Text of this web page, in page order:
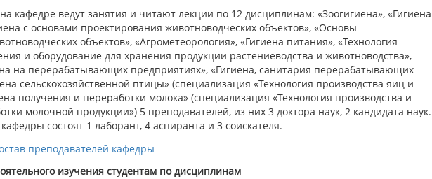
кафедре ведут занятия и читают лекции по 12 дисциплинам: «Зоогигиена», «Гигиена
с основами проектирования животноводческих объектов», «Основы
объектов», «Агрометеорология», «Гигиена питания», «Технология
и оборудование для хранения продукции растениеводства и животноводства»,
на перерабатывающих предприятиях», «Гигиена, санитария перерабатывающих
сельскохозяйственной птицы» (специализация «Технология производства яиц и
получения и переработки молока» (специализация «Технология производства и
молочной продукции») 5 преподавателей, из них 3 доктора наук, 2 кандидата наук.
состоят 1 лаборант, 4 аспиранта и 3 соискателя.
преподавателей кафедры
изучения студентам по дисциплинам